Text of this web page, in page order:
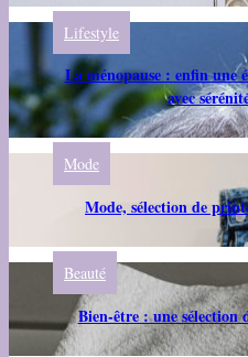
Lifestyle
La ménopause : enfin une
avec
Mode
Mode, sélection de
Beauté
Bien-être : une sélection